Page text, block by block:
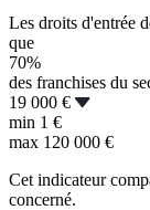
Les droits d'entrée
que
70%
des franchises du
19 000 €
min 1 €
max 120 000 €
Cet indicateur
concerné.